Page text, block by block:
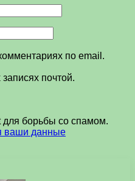
по email.
почтой.
для борьбы со спамом.
ваши данные